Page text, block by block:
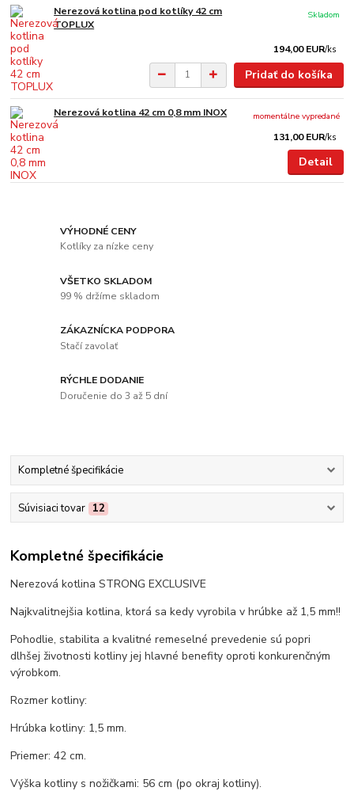
Nerezová kotlina pod kotlíky 42 cm
TOPLUX
194,00 EUR/ks
Skladom
Pridať do košíka
Nerezová kotlina 42 cm 0,8 mm INOX
131,00 EUR/ks
momentálne vypredané
Detail
VÝHODNÉ CENY
Kotlíky za nízke ceny
VŠETKO SKLADOM
99 % držíme skladom
ZÁKAZNÍCKA PODPORA
Stačí zavolať
RÝCHLE DODANIE
Doručenie do 3 až 5 dní
Kompletné špecifikácie
Súvisiaci tovar 12
Kompletné špecifikácie
Nerezová kotlina STRONG EXCLUSIVE
Najkvalitnejšia kotlina, ktorá sa kedy vyrobila v hrúbke až 1,5 mm!!
Pohodlie, stabilita a kvalitné remeselné prevedenie sú popri
dlhšej životnosti kotliny jej hlavné benefity oproti konkurenčným
výrobkom.
Rozmer kotliny:
Hrúbka kotliny: 1,5 mm.
Priemer: 42 cm.
Výška kotliny s nožičkami: 56 cm (po okraj kotliny).